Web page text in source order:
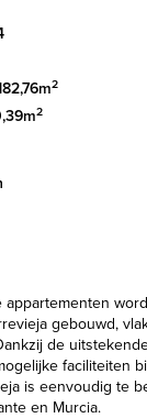
2
2
appartementen
gebouwd,
de
faciliteiten
is eenvoudig te
en Murcia.